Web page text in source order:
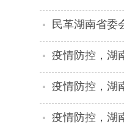
民革湖南省委
疫情防控，湖
疫情防控，湖
疫情防控，湖